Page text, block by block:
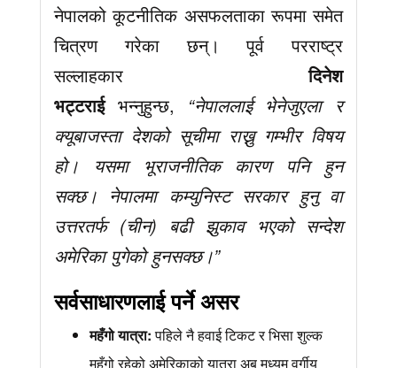
नेपालको कूटनीतिक असफलताका रूपमा समेत
चित्रण गरेका छन्। पूर्व परराष्ट्र
सल्लाहकारदिनेश
भट्टराईभन्नुहुन्छ, “नेपाललाई भेनेजुएला र
क्यूबाजस्ता देशको सूचीमा राख्नु गम्भीर विषय
हो। यसमा भूराजनीतिक कारण पनि हुन
सक्छ। नेपालमा कम्युनिस्ट सरकार हुनु वा
उत्तरतर्फ (चीन) बढी झुकाव भएको सन्देश
अमेरिका पुगेको हुनसक्छ।”
सर्वसाधारणलाई पर्ने असर
महँगो यात्रा:पहिले नै हवाई टिकट र भिसा शुल्क
महँगो रहेको अमेरिकाको यात्रा अब मध्यम वर्गीय